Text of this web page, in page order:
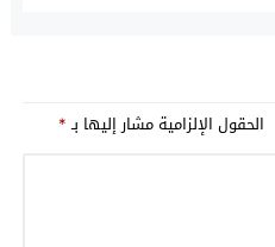
الحقول الإلزامية مشار إليها بـ*